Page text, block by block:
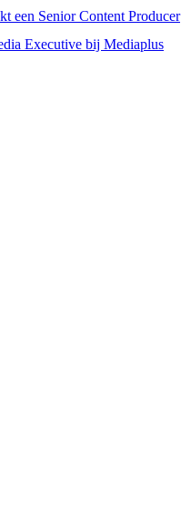
een Senior Content Producer
Executive bij Mediaplus